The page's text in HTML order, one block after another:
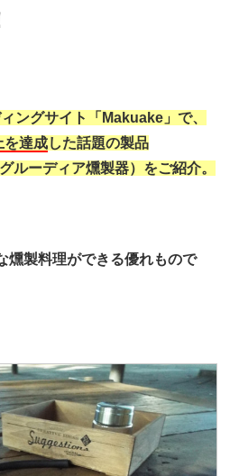
ングサイト「Makuake」で、
を達成した話題の製品
ルーディア燻製器）をご紹介。
燻製料理ができる優れもので